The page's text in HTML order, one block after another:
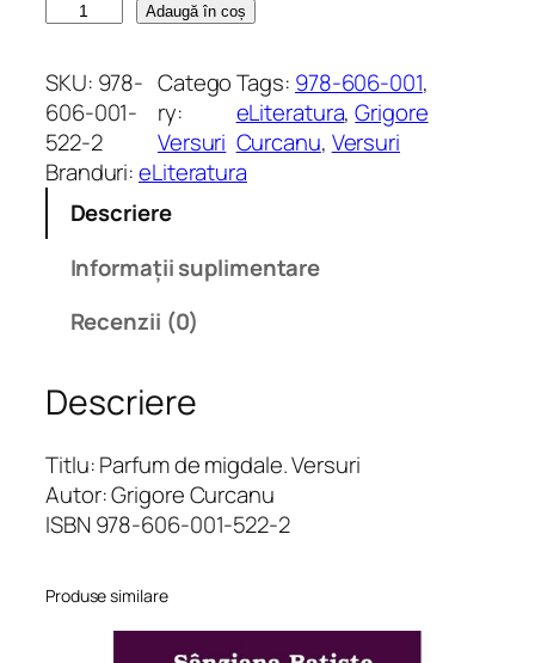
n
t
i
t
a
u
d
e
m
d
Adaugă în coș
SKU: 978-
606-001-
522-2
Catego
ry:
Versuri
Tags: 978-606-001
eLiteratura, Grigore
Curcanu, Versuri
Branduri:eLiteratura
Descriere
Informații suplimentare
Recenzii (0)
Descriere
Titlu: Parfum de migdale. Versuri
Autor: Grigore Curcanu
ISBN 978-606-001-522-2
Produse similare